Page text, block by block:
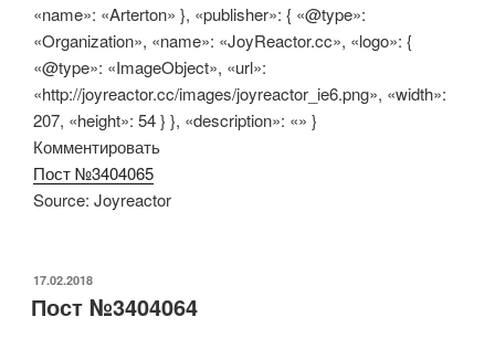
«name»: «Arterton» }, «publisher»: { «@type»:
«Organization», «name»: «JoyReactor.cc», «logo»: {
«@type»: «ImageObject», «url»:
«http://joyreactor.cc/images/joyreactor_ie6.png», «width»:
207, «height»: 54 } }, «description»: «» }
Комментировать
Пост №3404065
Source: Joyreactor
ОПУБЛИКОВАНО
17.02.2018
Пост №3404064